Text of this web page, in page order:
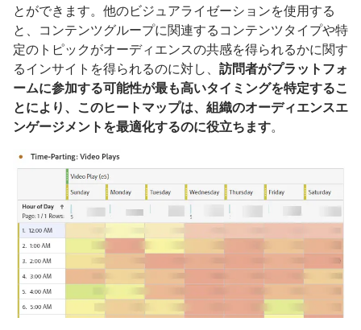
とができます。他のビジュアライゼーションを使用する
と、コンテンツグループに関連するコンテンツタイプや特
定のトピックがオーディエンスの共感を得られるかに関す
るインサイトを得られるのに対し、 訪問者がプラットフォ
ームに参加する可能性が最も高いタイミングを特定するこ
とにより、このヒートマップは、組織のオーディエンスエ
ンゲージメントを最適化するのに役立ちます。